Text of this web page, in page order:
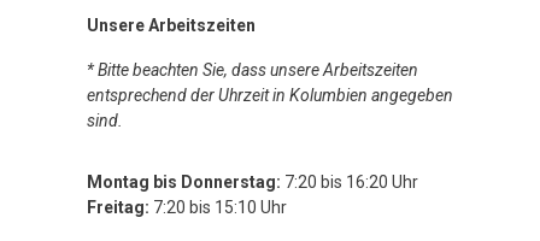
Unsere Arbeitszeiten
* Bitte beachten Sie, dass unsere Arbeitszeiten
entsprechend der Uhrzeit in Kolumbien angegeben
sind.
Montag bis Donnerstag: 7:20 bis 16:20 Uhr
Freitag: 7:20 bis 15:10 Uhr